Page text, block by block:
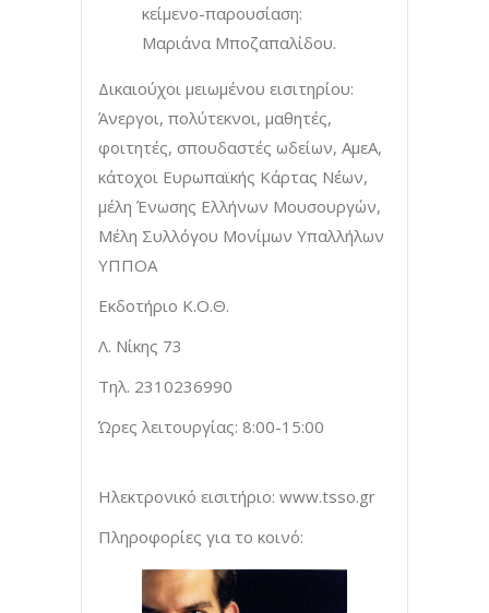
κείμενο-παρουσίαση:
Μαριάνα Μποζαπαλίδου.
Δικαιούχοι μειωμένου εισιτηρίου:
Άνεργοι, πολύτεκνοι, μαθητές,
φοιτητές, σπουδαστές ωδείων, ΑμεΑ,
κάτοχοι Ευρωπαϊκής Κάρτας Νέων,
μέλη Ένωσης Ελλήνων Μουσουργών,
Μέλη Συλλόγου Μονίμων Υπαλλήλων
ΥΠΠΟΑ
Εκδοτήριο Κ.Ο.Θ.
Λ. Νίκης 73
Τηλ. 2310236990
Ώρες λειτουργίας: 8:00-15:00
Ηλεκτρονικό εισιτήριο: www.tsso.gr
Πληροφορίες για το κοινό: